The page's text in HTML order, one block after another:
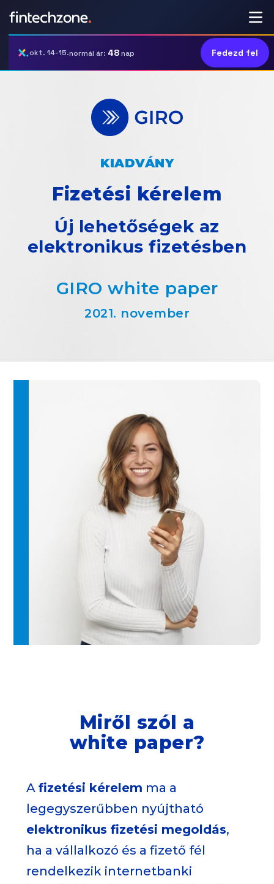
okt. 14-15.normál ár: 48nap Fedezd fel
KIADVÁNY
Fizetési kérelem
Új lehetőségek az
elektronikus fizetésben
GIRO white paper
2021. november
Miről szól a
white paper?
A fizetési kérelem ma a
legegyszerűbben nyújtható
elektronikus fizetési megoldás,
ha a vállalkozó és a fizető fél
rendelkezik internetbanki